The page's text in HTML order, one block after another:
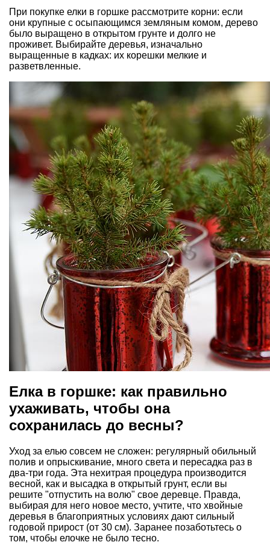
При покупке елки в горшке рассмотрите корни: если
они крупные с осыпающимся земляным комом, дерево
было выращено в открытом грунте и долго не
проживет. Выбирайте деревья, изначально
выращенные в кадках: их корешки мелкие и
разветвленные.
Елка в горшке: как правильно
ухаживать, чтобы она
сохранилась до весны?
Уход за елью совсем не сложен: регулярный обильный
полив и опрыскивание, много света и пересадка раз в
два-три года. Эта нехитрая процедура производится
весной, как и высадка в открытый грунт, если вы
решите "отпустить на волю" свое деревце. Правда,
выбирая для него новое место, учтите, что хвойные
деревья в благоприятных условиях дают сильный
годовой прирост (от 30 см). Заранее позаботьтесь о
том, чтобы елочке не было тесно.